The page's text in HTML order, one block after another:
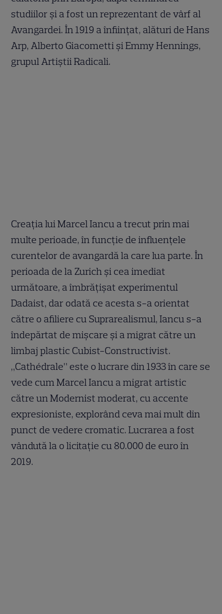
studiilor și a fost un reprezentant de vârf al
Avangardei. În 1919 a înființat, alături de Hans
Arp, Alberto Giacometti și Emmy Hennings,
grupul Artiștii Radicali.
Creația lui Marcel Iancu a trecut prin mai
multe perioade, în funcție de influențele
curentelor de avangardă la care lua parte. În
perioada de la Zurich și cea imediat
următoare, a îmbrățișat experimentul
Dadaist, dar odată ce acesta s-a orientat
către o afiliere cu Suprarealismul, Iancu s-a
îndepărtat de mișcare și a migrat către un
limbaj plastic Cubist-Constructivist.
„Cathédrale” este o lucrare din 1933 în care se
vede cum Marcel Iancu a migrat artistic
către un Modernist moderat, cu accente
expresioniste, explorând ceva mai mult din
punct de vedere cromatic. Lucrarea a fost
vândută la o licitație cu 80.000 de euro în
2019.